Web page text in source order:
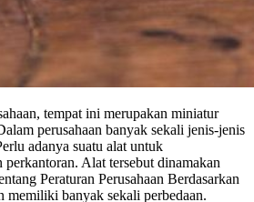
tempat ini merupakan miniatur
perusahaan banyak sekali jenis-jenis
adanya suatu alat untuk
perkantoran. Alat tersebut dinamakan
Peraturan Perusahaan Berdasarkan
memiliki banyak sekali perbedaan.